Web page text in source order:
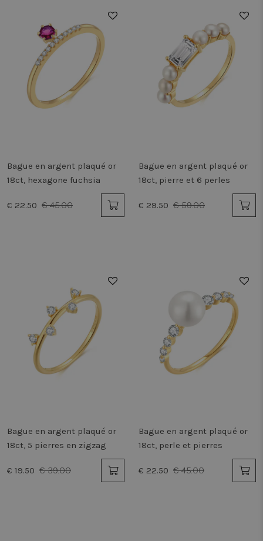
Bague en argent plaqué or
18ct, hexagone fuchsia
€ 22.50 € 45.00
Bague en argent plaqué or
18ct, pierre et 6 perles
€ 29.50 € 59.00
Bague en argent plaqué or
18ct, 5 pierres en zigzag
€ 19.50 € 39.00
Bague en argent plaqué or
18ct, perle et pierres
€ 22.50 € 45.00